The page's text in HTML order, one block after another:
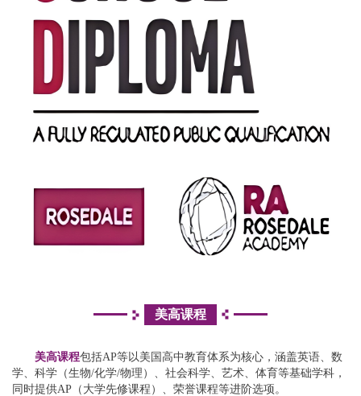
美高课程
美高课程包括AP等以美国高中教育体系为核心，涵盖英语、数
学、科学（生物/化学/物理）、社会科学、艺术、体育等基础学科，
同时提供AP（大学先修课程）、荣誉课程等进阶选项。